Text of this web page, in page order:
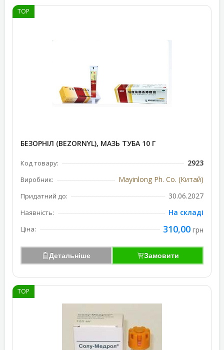
TOP
БЕЗОРНІЛ (BEZORNYL), МАЗЬ ТУБА 10 Г
Код товару: 2923
Виробник: Mayinlong Ph. Co. (Китай)
Придатний до: 30.06.2027
Наявність: На складі
Ціна: 310,00 грн
Детальніше Замовити
TOP